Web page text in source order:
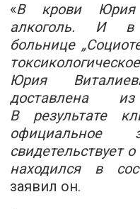
«В крови Юрия
алкоголь. И в
больнице
Юрия
доставлена
В результате
официальное
свидетельствует
находился в
заявил он.